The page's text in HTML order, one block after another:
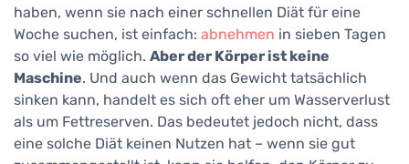
haben, wenn sie nach einer schnellen Diät für eine
Woche suchen, ist einfach: abnehmen in sieben Tagen
so viel wie möglich. Aber der Körper ist keine
Maschine. Und auch wenn das Gewicht tatsächlich
sinken kann, handelt es sich oft eher um Wasserverlust
als um Fettreserven. Das bedeutet jedoch nicht, dass
eine solche Diät keinen Nutzen hat – wenn sie gut